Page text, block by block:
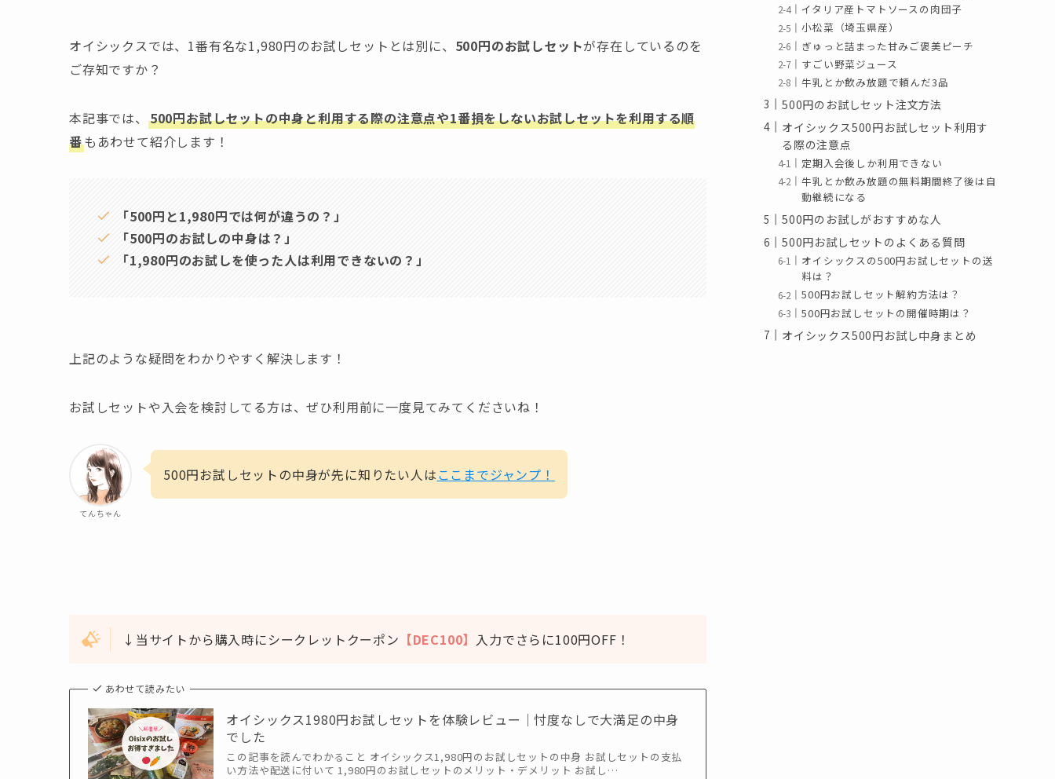
オイシックスでは、1番有名な1,980円のお試しセットとは別に、 500円のお試しセットが存在しているのを
ご存知ですか？
本記事では、 500円お試しセットの中身と利用する際の注意点や1番損をしないお試しセットを利用する順
番もあわせて紹介します！
「500円と1,980円では何が違うの？」
「500円のお試しの中身は？」
「1,980円のお試しを使った人は利用できないの？」
上記のような疑問をわかりやすく解決します！
お試しセットや入会を検討してる方は、ぜひ利用前に一度見てみてくださいね！
てんちゃん
500円お試しセットの中身が先に知りたい人はここまでジャンプ！
↓当サイトから購入時にシークレットクーポン 【DEC100】 入力でさらに100円OFF！
あわせて読みたい
オイシックス1980円お試しセットを体験レビュー｜忖度なしで大満足の中身
でした
この記事を読んでわかること オイシックス1,980円のお試しセットの中身 お試しセットの支払
い方法や配送に付いて 1,980円のお試しセットのメリット・デメリット お試し…
イタリア産トマトソースの肉団子
小松菜（埼玉県産）
ぎゅっと詰まった甘みご褒美ピーチ
すごい野菜ジュース
牛乳とか飲み放題で頼んだ3品
500円のお試しセット注文方法
オイシックス500円お試しセット利用す
る際の注意点
定期入会後しか利用できない
牛乳とか飲み放題の無料期間終了後は自
動継続になる
500円のお試しがおすすめな人
500円お試しセットのよくある質問
オイシックスの500円お試しセットの送
料は？
500円お試しセット解約方法は？
500円お試しセットの開催時期は？
オイシックス500円お試し中身まとめ